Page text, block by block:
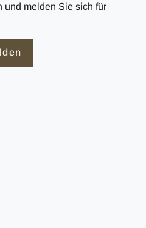
und melden Sie sich für